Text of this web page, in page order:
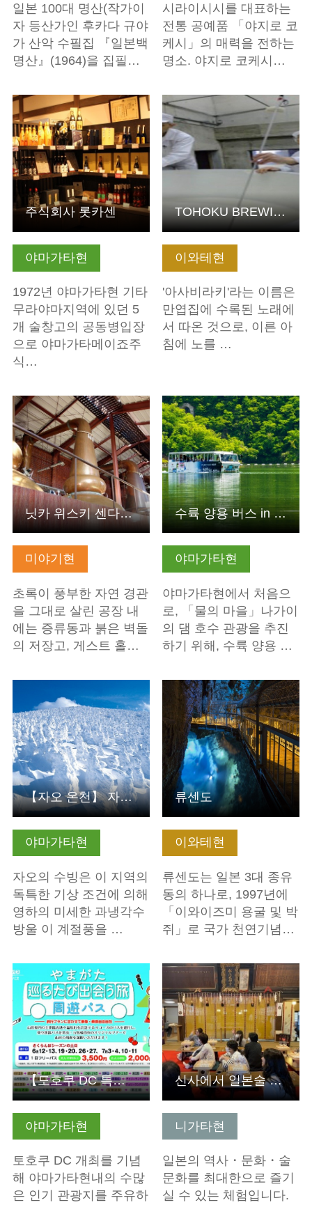
일본 100대 명산(작가이
자 등산가인 후카다 규야
가 산악 수필집 『일본백
명산』(1964)을 집필…
시라이시시를 대표하는
전통 공예품 「야지로 코
케시」의 매력을 전하는
명소. 야지로 코케시…
야마가타현
1972년 야마가타현 기타
무라야마지역에 있던 5
개 술창고의 공동병입장
으로 야마가타메이죠주
식…
기본정보 보기
주식회사 롯카센
이와테현
'아사비라키'라는 이름은
만엽집에 수록된 노래에
서 따온 것으로, 이른 아
침에 노를 …
기본정보 보기
TOHOKU BREWING Tourism'~역사와 전통을 자아내는 여행~ (아사…
미야기현
초록이 풍부한 자연 경관
을 그대로 살린 공장 내
에는 증류동과 붉은 벽돌
의 저장고, 게스트 홀…
기본정보 보기
닛카 위스키 센다이 공장 미야기쿄 증류소
야마가타현
야마가타현에서 처음으
로, 「물의 마을」나가이
의 댐 호수 관광을 추진
하기 위해, 수륙 양용 …
기본정보 보기
수륙 양용 버스 in 나가이 햐쿠슈 호수
야마가타현
자오의 수빙은 이 지역의
독특한 기상 조건에 의해
영하의 미세한 과냉각수
방울 이 계절풍을 …
【자오 온천】 자오의 수빙
이와테현
류센도는 일본 3대 종유
동의 하나로, 1997년에
「이와이즈미 용굴 및 박
쥐」로 국가 천연기념…
기본정보 보기
류센도
야마가타현
토호쿠 DC 개최를 기념
해 야마가타현내의 수많
은 인기 관광지를 주유하
기본정보 보기
【도호쿠 DC 특별 기획】야마가타 돌아다니는 여행, 만나는 여…
니가타현
일본의 역사・문화・술
문화를 최대한으로 즐기
실 수 있는 체험입니다.
기본정보 보기
신사에서 일본술 테이스팅 (Sacred Sake Tasting)